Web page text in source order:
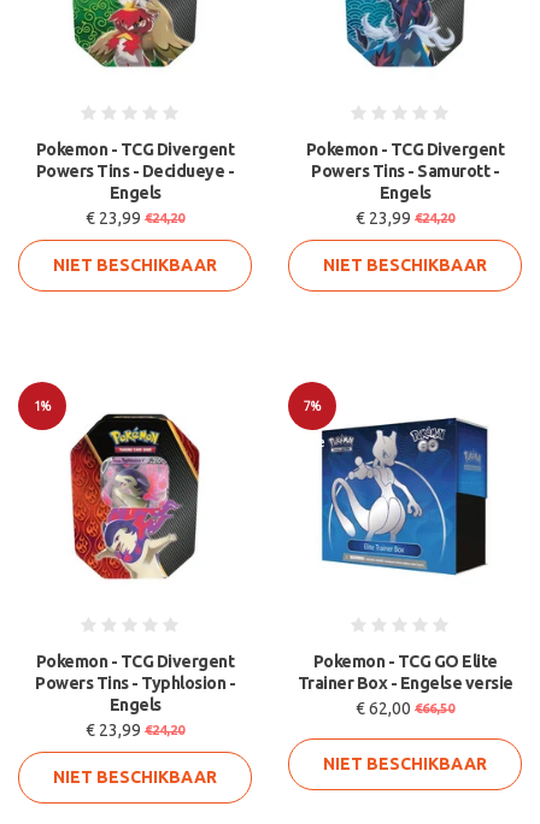
Pokemon - TCG Divergent
Powers Tins - Decidueye -
Engels
€ 23,99 €24,20
NIET BESCHIKBAAR
Pokemon - TCG Divergent
Powers Tins - Samurott -
Engels
€ 23,99 €24,20
NIET BESCHIKBAAR
1%
Pokemon - TCG Divergent
Powers Tins - Typhlosion -
Engels
€ 23,99 €24,20
NIET BESCHIKBAAR
7%
Sale
Pokemon - TCG GO Elite
Trainer Box - Engelse versie
€ 62,00 €66,50
NIET BESCHIKBAAR